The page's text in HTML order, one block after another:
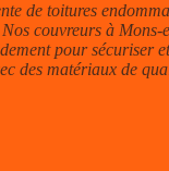
de toitures
couvreurs à
pour sécuriser
des matériaux de